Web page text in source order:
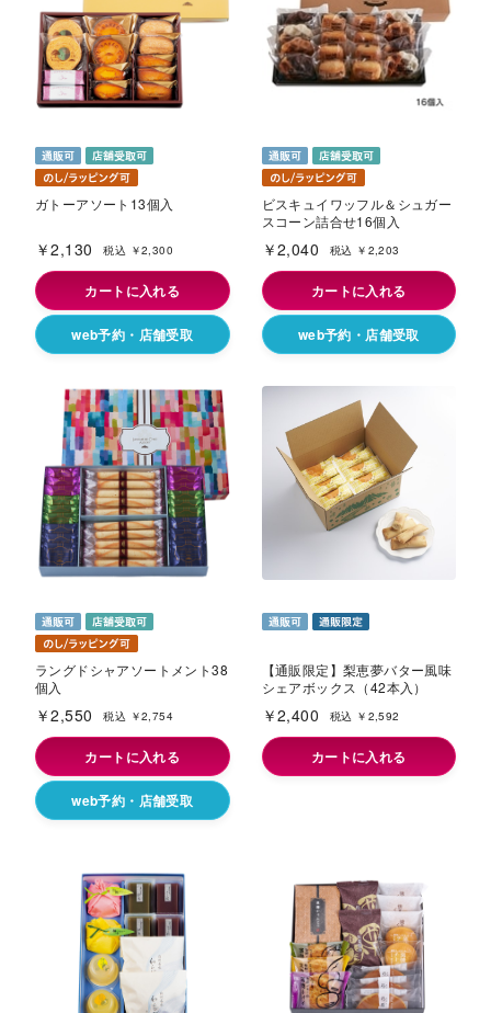
ガトーアソート13個入
￥2,130 税込 ￥2,300
カートに入れる
web予約・店舗受取
ビスキュイワッフル＆シュガー
スコーン詰合せ16個入
￥2,040 税込 ￥2,203
カートに入れる
web予約・店舗受取
ラングドシャアソートメント38
個入
￥2,550 税込 ￥2,754
カートに入れる
web予約・店舗受取
【通販限定】梨恵夢バター風味
シェアボックス（42本入）
￥2,400 税込 ￥2,592
カートに入れる